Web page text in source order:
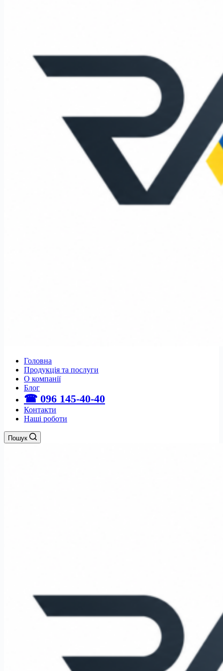
Головна
Продукція та послуги
О компанії
Блог
☎ 096 145-40-40
Контакти
Наші роботи
Пошук